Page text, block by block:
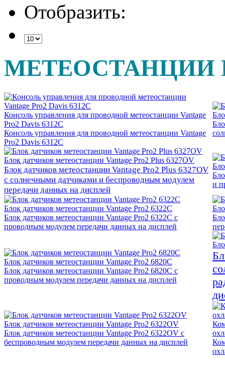
Отобразить:
МЕТЕОСТАНЦИИ
Консоль управления для проводной метеостанции Vantage
Pro2 Davis 6312C
Консоль управления для проводной метеостанции Vantage
Pro2 Davis 6312C
Блок датчиков метеостанции Vantage Pro2 Plus 6327OV
Блок датчиков метеостанции Vantage Pro2 Plus 6327OV
с солнечными датчиками и беспроводным модулем
передачи данных на дисплей
и
Блок датчиков метеостанции Vantage Pro2 6322C
Блок датчиков метеостанции Vantage Pro2 6322C c
проводным модулем передачи данных на дисплей
Блок датчиков метеостанции Vantage Pro2 6820C
Блок датчиков метеостанции Vantage Pro2 6820C c
проводным модулем передачи данных на дисплей
Блок датчиков метеостанции Vantage Pro2 6322OV
Блок датчиков метеостанции Vantage Pro2 6322OV c
беспроводным модулем передачи данных на дисплей